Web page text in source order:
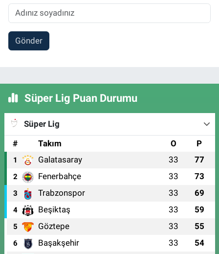
Gönder
Süper Lig Puan Durumu
Süper Lig
#
Takım O P
1 Galatasaray 33 77
2 Fenerbahçe 33 73
3 Trabzonspor 33 69
4 Beşiktaş 33 59
5 Göztepe 33 55
6 Başakşehir 33 54